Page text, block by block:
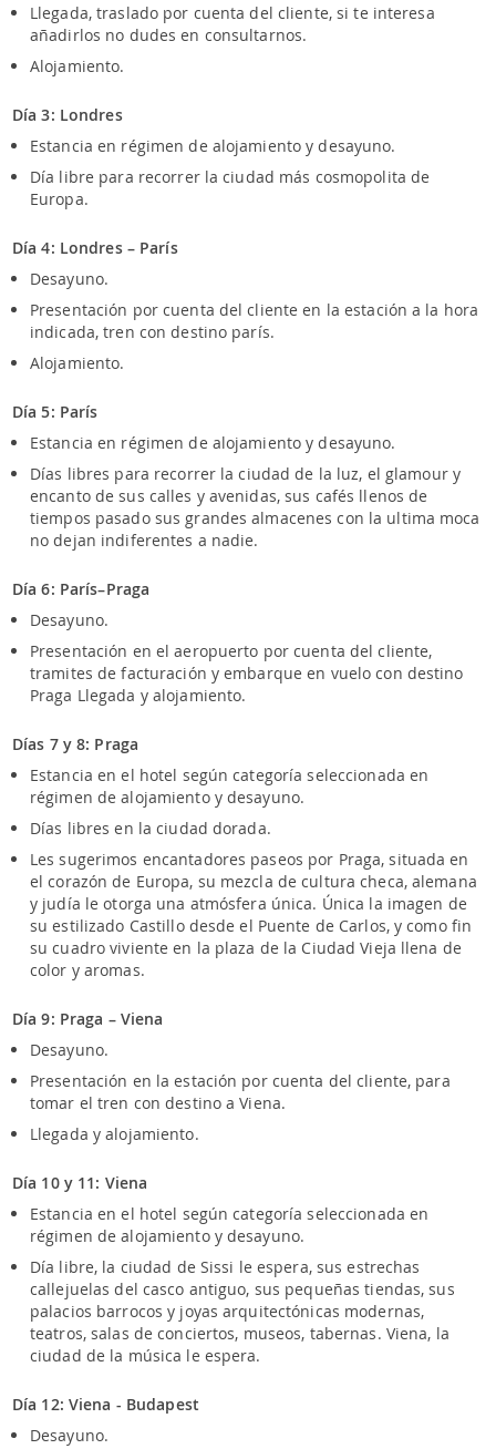
Llegada, traslado por cuenta del cliente, si te interesa
añadirlos no dudes en consultarnos.
Alojamiento.
Día 3: Londres
Estancia en régimen de alojamiento y desayuno.
Día libre para recorrer la ciudad más cosmopolita de
Europa.
Día 4: Londres – París
Desayuno.
Presentación por cuenta del cliente en la estación a la hora
indicada, tren con destino parís.
Alojamiento.
Día 5: París
Estancia en régimen de alojamiento y desayuno.
Días libres para recorrer la ciudad de la luz, el glamour y
encanto de sus calles y avenidas, sus cafés llenos de
tiempos pasado sus grandes almacenes con la ultima moca
no dejan indiferentes a nadie.
Día 6: París–Praga
Desayuno.
Presentación en el aeropuerto por cuenta del cliente,
tramites de facturación y embarque en vuelo con destino
Praga Llegada y alojamiento.
Días 7 y 8: Praga
Estancia en el hotel según categoría seleccionada en
régimen de alojamiento y desayuno.
Días libres en la ciudad dorada.
Les sugerimos encantadores paseos por Praga, situada en
el corazón de Europa, su mezcla de cultura checa, alemana
y judía le otorga una atmósfera única. Única la imagen de
su estilizado Castillo desde el Puente de Carlos, y como fin
su cuadro viviente en la plaza de la Ciudad Vieja llena de
color y aromas.
Día 9: Praga – Viena
Desayuno.
Presentación en la estación por cuenta del cliente, para
tomar el tren con destino a Viena.
Llegada y alojamiento.
Día 10 y 11: Viena
Estancia en el hotel según categoría seleccionada en
régimen de alojamiento y desayuno.
Día libre, la ciudad de Sissi le espera, sus estrechas
callejuelas del casco antiguo, sus pequeñas tiendas, sus
palacios barrocos y joyas arquitectónicas modernas,
teatros, salas de conciertos, museos, tabernas. Viena, la
ciudad de la música le espera.
Día 12: Viena - Budapest
Desayuno.